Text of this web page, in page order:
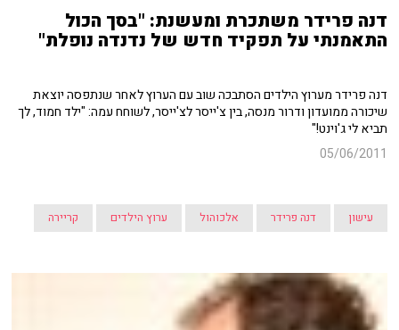
דנה פרידר משתכרת ומעשנת: "בסך הכול
התאמנתי על תפקיד חדש של נדנדה נופלת"
דנה פרידר מערוץ הילדים הסתבכה שוב עם הערוץ לאחר שנתפסה יוצאת
שיכורה ממועדון ודרור מנסה, בין צ'ייסר לצ'ייסר, לשוחח עמה: "ילד חמוד, לך
תביא לי ג'וינט!"
05/06/2011
עישון דנה פרידר אלכוהול ערוץ הילדים קריירה